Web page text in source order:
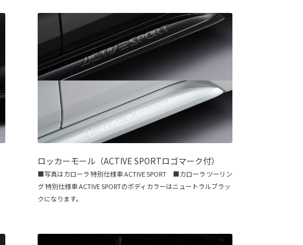
ロッカーモール（ACTIVE SPORTロゴマーク付）
■写真はカローラ 特別仕様車 ACTIVE SPORT ■カローラ ツーリン
グ 特別仕様車 ACTIVE SPORTのボディカラーはニュートラルブラッ
クになります。